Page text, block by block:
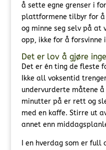
å sette egne grenser i
plattformene tilbyr for å
og minne seg selv på at
opp, ikke for å forsvinne
Det er lov å gjøre
Det er én ting de fleste
Ikke all voksentid
undervurderte måtene
minutter på er rett og
med en kaffe. Stirre ut
annet enn
I en hverdag som er